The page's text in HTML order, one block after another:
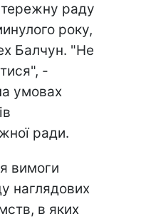
раду
року,
Балчун. "Не
-
умовах
ради.
вимоги
наглядових
в яких